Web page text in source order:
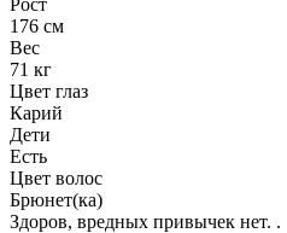
176 см
Вес
71 кг
Цвет глаз
Карий
Дети
Есть
Цвет волос
Брюнет(ка)
Здоров, вредных привычек нет. .